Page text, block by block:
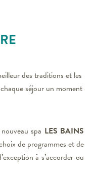
des traditions et les
séjour un moment
spa LES BAINS
de programmes et de
à s’accorder ou